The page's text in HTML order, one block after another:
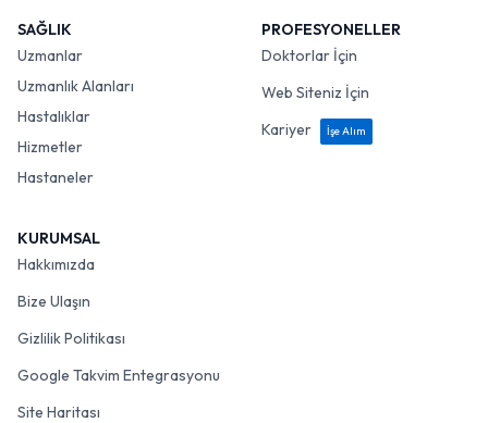
SAĞLIK
Uzmanlar
Uzmanlık Alanları
Hastalıklar
Hizmetler
Hastaneler
PROFESYONELLER
Doktorlar İçin
Web Siteniz İçin
Kariyer
İşe Alım
KURUMSAL
Hakkımızda
Bize Ulaşın
Gizlilik Politikası
Google Takvim Entegrasyonu
Site Haritası